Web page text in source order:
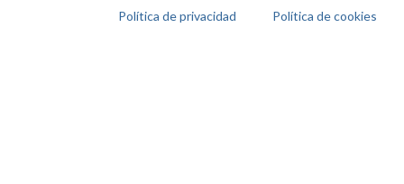
Política de privacidad Política de cookies